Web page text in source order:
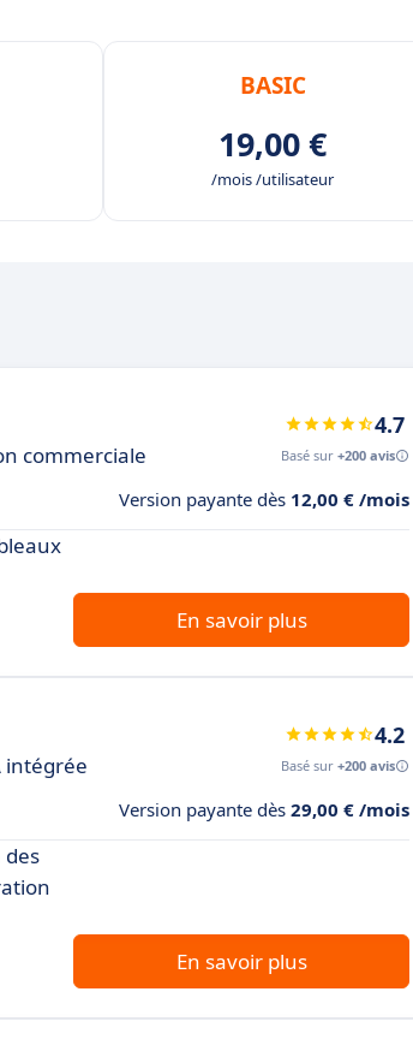
BASIC
19,00 €
/mois /utilisateur
commerciale
4.7
Basé sur +200 avis
Version payante dès 12,00 € /mois
En savoir plus
intégrée
4.2
Basé sur +200 avis
Version payante dès 29,00 € /mois
des
En savoir plus